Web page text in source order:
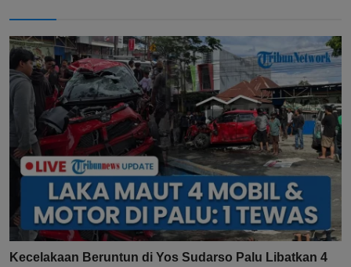
Kecelakaan Beruntun di Yos Sudarso Palu Libatkan 4